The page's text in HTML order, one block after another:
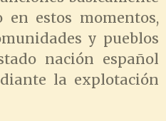
en estos momentos,
y pueblos
nación español
la explotación